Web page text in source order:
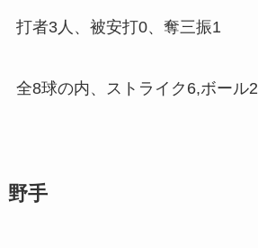
打者3人、被安打0、奪三振1
全8球の内、ストライク6,ボール2
野手